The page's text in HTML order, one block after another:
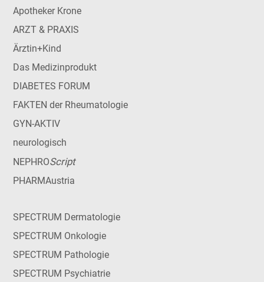
Apotheker Krone
ARZT & PRAXIS
Ärztin+Kind
Das Medizinprodukt
DIABETES FORUM
FAKTEN der Rheumatologie
GYN-AKTIV
neurologisch
NEPHROScript
PHARMAustria
SPECTRUM Dermatologie
SPECTRUM Onkologie
SPECTRUM Pathologie
SPECTRUM Psychiatrie